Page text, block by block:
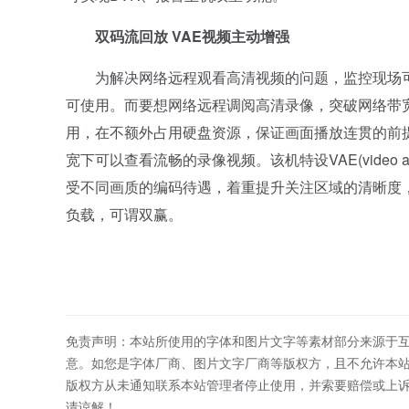
双码流回放 VAE视频主动增强
为解决网络远程观看高清视频的问题，监控现场
可使用。而要想网络远程调阅高清录像，突破网络
用，在不额外占用硬盘资源，保证画面播放连贯的
宽下可以查看流畅的录像视频。该机特设
受不同画质的编码待遇，着重提升关注区域的清晰
负载，可谓双赢。
免责声明：本站所使用的字体和图片文字等素材部分来源
意。如您是字体厂商、图片文字厂商等版权方，且不允许
版权方从未通知联系本站管理者停止使用，并索要赔偿或